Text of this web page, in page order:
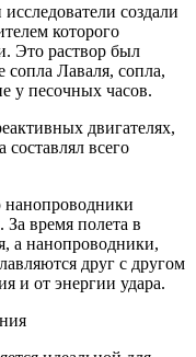
создали
которого
Это раствор был
Лаваля, сопла,
у песочных часов.
двигателях,
составлял всего
За время полета в
а нанопроводники,
друг с другом
и от энергии удара.